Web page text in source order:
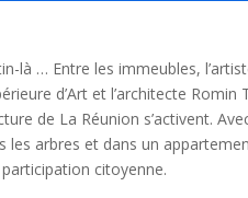
là … Entre les immeubles,
d’Art et l’architecte Romin
de La Réunion s’activent.
les arbres et dans un
citoyenne.